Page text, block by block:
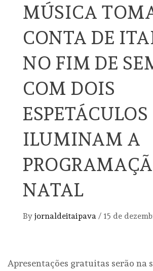
MÚSICA
CONTA DE
NO FIM DE
COM DOIS
ILUMINAM A
NATAL
By jornaldeitaipava / 15 de
Apresentações gratuitas serão na